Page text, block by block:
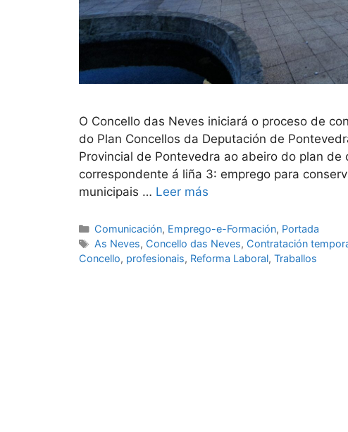
O Concello das Neves iniciará o proceso de
do Plan Concellos da Deputación de
Provincial de Pontevedra ao abeiro do plan
correspondente á liña 3: emprego para
municipais … Leer más
Comunicación, Emprego-e-Formación, Portada
As Neves, Concello das Neves, Contratación
Concello, profesionais, Reforma Laboral, Traballos